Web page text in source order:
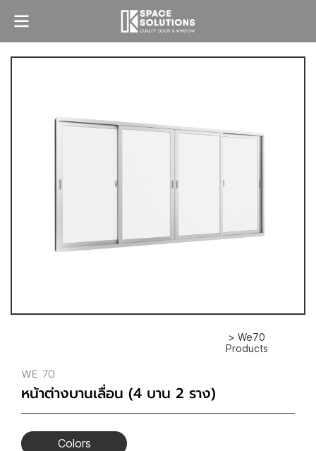
> We70
Products
WE 70
หน้าต่างบานเลื่อน (4 บาน 2 ราง)
Colors